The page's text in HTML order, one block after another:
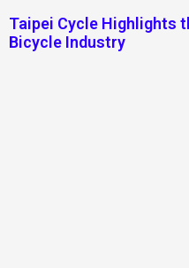
Taipei Cycle Highlights
Bicycle Industry